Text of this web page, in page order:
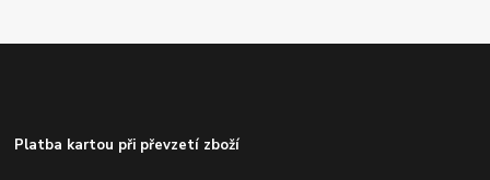
Platba kartou při převzetí zboží